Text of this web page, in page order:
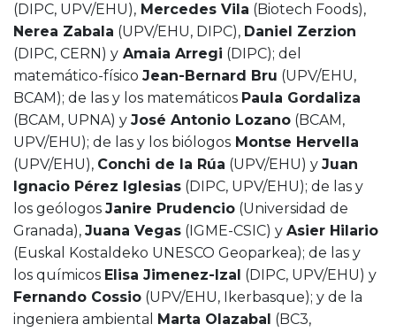
(DIPC, UPV/EHU), Mercedes Vila (Biotech Foods),
Nerea Zabala (UPV/EHU, DIPC), Daniel Zerzion
(DIPC, CERN) y Amaia Arregi (DIPC); del
matemático-físico Jean-Bernard Bru (UPV/EHU,
BCAM); de las y los matemáticos Paula Gordaliza
(BCAM, UPNA) y José Antonio Lozano (BCAM,
UPV/EHU); de las y los biólogos Montse Hervella
(UPV/EHU), Conchi de la Rúa (UPV/EHU) y Juan
Ignacio Pérez Iglesias (DIPC, UPV/EHU); de las y
los geólogos Janire Prudencio (Universidad de
Granada), Juana Vegas (IGME-CSIC) y Asier Hilario
(Euskal Kostaldeko UNESCO Geoparkea); de las y
los químicos Elisa Jimenez-Izal (DIPC, UPV/EHU) y
Fernando Cossio (UPV/EHU, Ikerbasque); y de la
ingeniera ambiental Marta Olazabal (BC3,